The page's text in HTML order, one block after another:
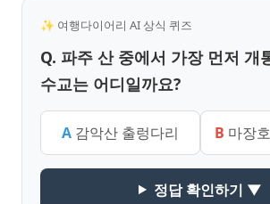
✨ 여행다이어리 AI 상식 퀴즈
Q. 파주 산 중에서 가장 먼저 개
수교는 어디일까요?
A 감악산 출렁다리 B 마장
정답 확인하기 ▼